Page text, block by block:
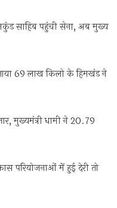
साहिब पहुंची सेना, अब मुख्य
69 लाख किलो के हिमखंड ने
मुख्यमंत्री धामी ने 20.79
परियोजनाओं में हुई देरी तो